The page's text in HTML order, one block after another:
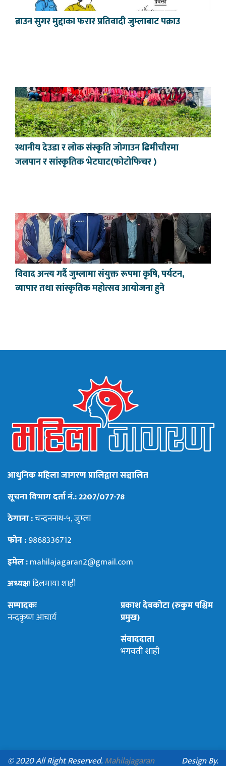
ब्राउन सुगर मुद्दाका फरार प्रतिवादी जुम्लाबाट पक्राउ
स्थानीय देउडा र लोक संस्कृति जोगाउन ढिमीचौरमा
जलपान र सांस्कृतिक भेटघाट(फोटोफिचर )
विवाद अन्त्य गर्दै जुम्लामा संयुक्त रूपमा कृषि, पर्यटन,
व्यापार तथा सांस्कृतिक महोत्सव आयोजना हुने
आधुनिक महिला जागरण प्रालिद्वारा सञ्चालित
सूचना विभाग दर्ता नं.: 2207/077-78
ठेगाना :चन्दननाथ-५, जुम्ला
फोन :9868336712
इमेल :mahilajagaran2@gmail.com
अध्यक्षःदिलमाया शाही
सम्पादकः
नन्दकृष्ण आचार्य
प्रकाश देबकोटा (रुकुम पश्चिम
प्रमुख)
संवाददाता
भगवती शाही
© 2020 All Right Reserved.Mahilajagaran Design By.